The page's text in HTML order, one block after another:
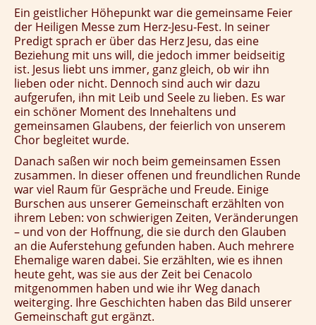
Ein geistlicher Höhepunkt war die gemeinsame Feier
der Heiligen Messe zum Herz-Jesu-Fest. In seiner
Predigt sprach er über das Herz Jesu, das eine
Beziehung mit uns will, die jedoch immer beidseitig
ist. Jesus liebt uns immer, ganz gleich, ob wir ihn
lieben oder nicht. Dennoch sind auch wir dazu
aufgerufen, ihn mit Leib und Seele zu lieben. Es war
ein schöner Moment des Innehaltens und
gemeinsamen Glaubens, der feierlich von unserem
Chor begleitet wurde.
Danach saßen wir noch beim gemeinsamen Essen
zusammen. In dieser offenen und freundlichen Runde
war viel Raum für Gespräche und Freude. Einige
Burschen aus unserer Gemeinschaft erzählten von
ihrem Leben: von schwierigen Zeiten, Veränderungen
– und von der Hoffnung, die sie durch den Glauben
an die Auferstehung gefunden haben. Auch mehrere
Ehemalige waren dabei. Sie erzählten, wie es ihnen
heute geht, was sie aus der Zeit bei Cenacolo
mitgenommen haben und wie ihr Weg danach
weiterging. Ihre Geschichten haben das Bild unserer
Gemeinschaft gut ergänzt.